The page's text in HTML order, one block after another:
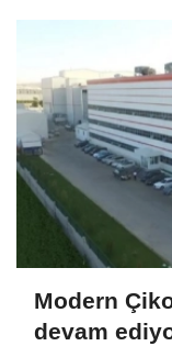
Modern
devam